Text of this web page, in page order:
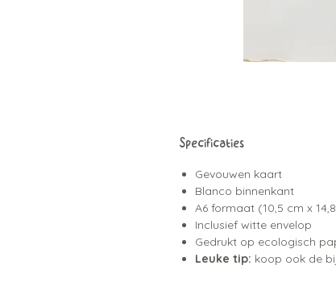
Specificaties
Gevouwen kaart
Blanco binnenkant
A6 formaat (10,5 cm x
Inclusief witte envelop
Gedrukt op ecologisch
Leuke tip: koop ook de